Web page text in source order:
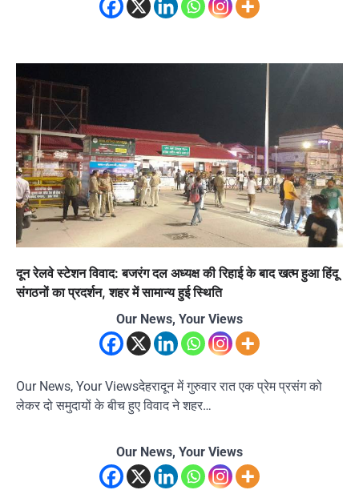
दून रेलवे स्टेशन विवाद: बजरंग दल अध्यक्ष की रिहाई के बाद खत्म हुआ हिंदू
संगठनों का प्रदर्शन, शहर में सामान्य हुई स्थिति
Our News, Your Views
Our News, Your Viewsदेहरादून में गुरुवार रात एक प्रेम प्रसंग को
लेकर दो समुदायों के बीच हुए विवाद ने शहर…
Our News, Your Views